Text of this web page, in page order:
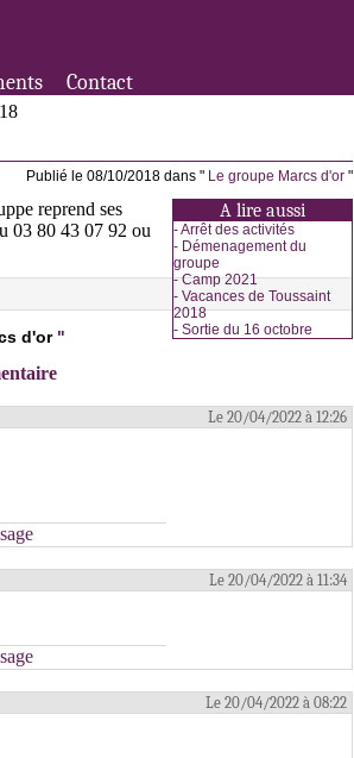
Contact
Publié le 08/10/2018 dans " Le groupe Marcs d'or "
A lire aussi
-Arrêt des activités
- Démenagement du
groupe
-Camp 2021
- Vacances de Toussaint
2018
- Sortie du 16 octobre
reprend ses
03 80 43 07 92 ou
d'or"
Le 20/04/2022 à 12:26
Le 20/04/2022 à 11:34
Le 20/04/2022 à 08:22